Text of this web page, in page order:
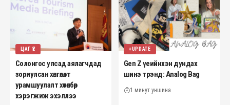
ЦАГ ҮЕ
Солонгос улсад аялагчдад
зориулсан хөнгөлөлт
урамшуулалт хөтөлбөр
хэрэгжиж эхэллээ
+UPDATE
Gen Z үеийнхэн дундах
шинэ трэнд: Analog Bag
1 минут уншина